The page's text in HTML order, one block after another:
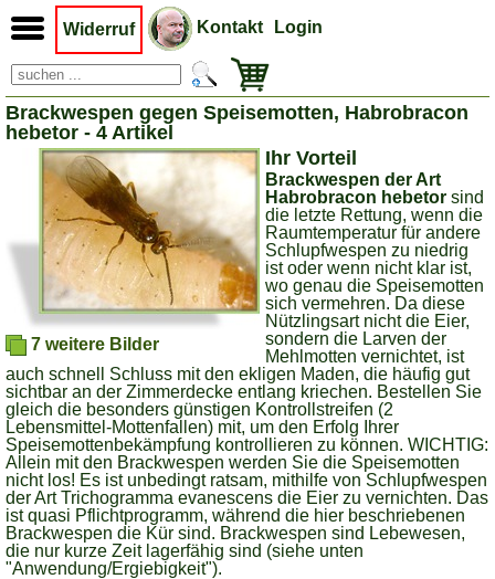
Widerruf Kontakt Login
Brackwespen gegen Speisemotten, Habrobracon
hebetor - 4 Artikel
7 weitere Bilder
Ihr Vorteil
Brackwespen der Art
Habrobracon hebetor sind
die letzte Rettung, wenn die
Raumtemperatur für andere
Schlupfwespen zu niedrig
ist oder wenn nicht klar ist,
wo genau die Speisemotten
sich vermehren. Da diese
Nützlingsart nicht die Eier,
sondern die Larven der
Mehlmotten vernichtet, ist
auch schnell Schluss mit den ekligen Maden, die häufig gut
sichtbar an der Zimmerdecke entlang kriechen. Bestellen Sie
gleich die besonders günstigen Kontrollstreifen (2
Lebensmittel-Mottenfallen) mit, um den Erfolg Ihrer
Speisemottenbekämpfung kontrollieren zu können. WICHTIG:
Allein mit den Brackwespen werden Sie die Speisemotten
nicht los! Es ist unbedingt ratsam, mithilfe von Schlupfwespen
der Art Trichogramma evanescens die Eier zu vernichten. Das
ist quasi Pflichtprogramm, während die hier beschriebenen
Brackwespen die Kür sind. Brackwespen sind Lebewesen,
die nur kurze Zeit lagerfähig sind (siehe unten
"Anwendung/Ergiebigkeit").